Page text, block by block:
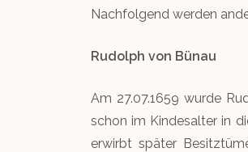
Nachfolgend werden
Rudolph von Bünau
Am 27.07.1659 wurde
schon im Kindesalter in
erwirbt später